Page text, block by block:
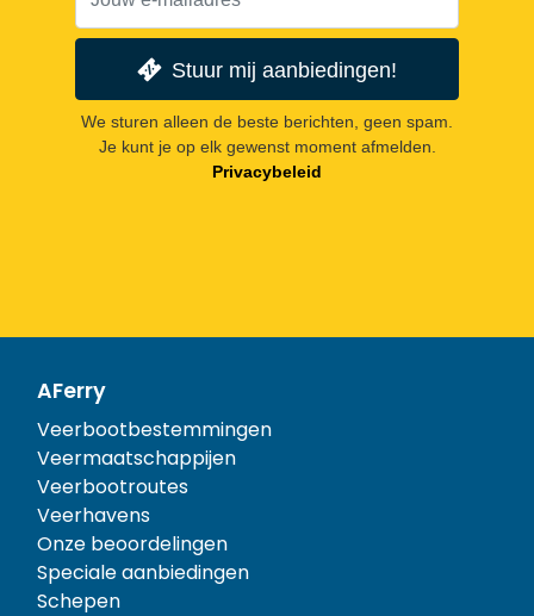
Stuur mij aanbiedingen!
We sturen alleen de beste berichten, geen spam.
Je kunt je op elk gewenst moment afmelden.
Privacybeleid
AFerry
Veerbootbestemmingen
Veermaatschappijen
Veerbootroutes
Veerhavens
Onze beoordelingen
Speciale aanbiedingen
Schepen